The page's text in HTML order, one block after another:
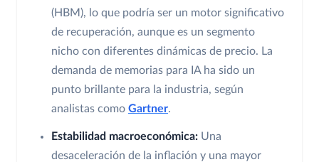
(HBM), lo que podría ser un motor significativo
de recuperación, aunque es un segmento
nicho con diferentes dinámicas de precio. La
demanda de memorias para IA ha sido un
punto brillante para la industria, según
analistas como Gartner.
Estabilidad macroeconómica: Una
desaceleración de la inflación y una mayor